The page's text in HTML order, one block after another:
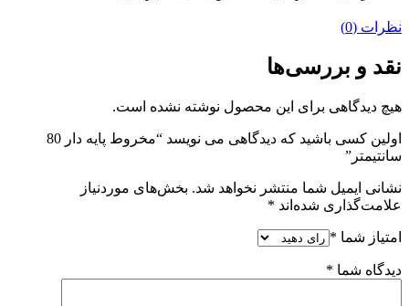
نظرات (0)
نقد و بررسی‌ها
هیچ دیدگاهی برای این محصول نوشته نشده است.
اولین کسی باشید که دیدگاهی می نویسد “مخروط پایه دار 80
سانتیمتر”
نشانی ایمیل شما منتشر نخواهد شد. بخش‌های موردنیاز
علامت‌گذاری شده‌اند *
امتیاز شما *
دیدگاه شما *